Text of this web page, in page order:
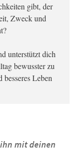
gibt, der
Zweck und
unterstützt dich
bewusster zu
Leben
mit deinen